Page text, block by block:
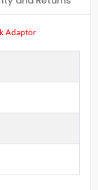
Adaptör